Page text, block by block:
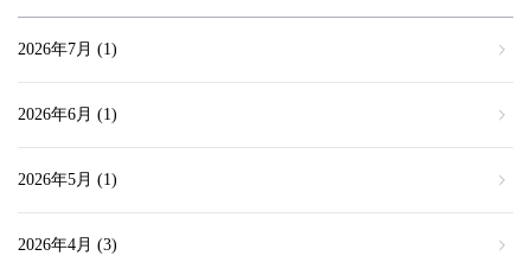
2026年7月 (1)
2026年6月 (1)
2026年5月 (1)
2026年4月 (3)